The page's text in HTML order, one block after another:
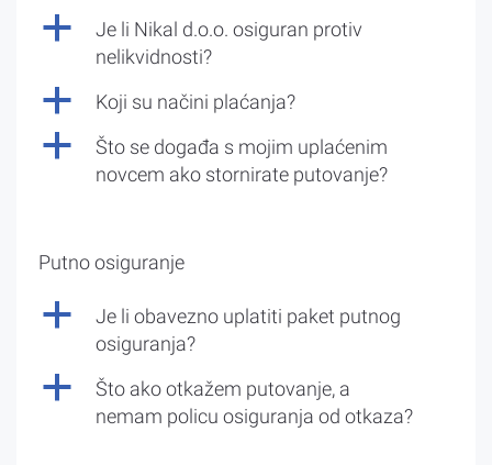
a
Je li Nikal d.o.o. osiguran protiv
nelikvidnosti?
a Koji su načini plaćanja?
a
Što se događa s mojim uplaćenim
novcem ako stornirate putovanje?
Putno osiguranje
a
Je li obavezno uplatiti paket putnog
osiguranja?
a
Što ako otkažem putovanje, a
nemam policu osiguranja od otkaza?